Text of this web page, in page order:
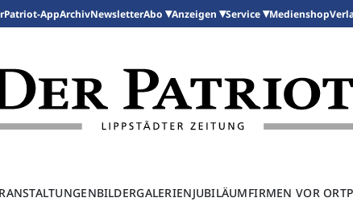
Patriot-AppArchivNewsletterAbo Anzeigen Service Medienshop
BILDERGALERIENJUBILÄUMFIRMEN VOR ORT